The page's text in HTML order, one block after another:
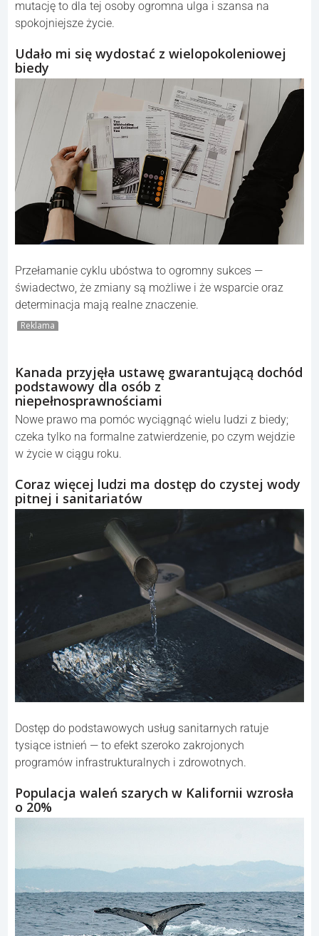
mutację to dla tej osoby ogromna ulga i szansa na
spokojniejsze życie.
Udało mi się wydostać z wielopokoleniowej
biedy
Przełamanie cyklu ubóstwa to ogromny sukces —
świadectwo, że zmiany są możliwe i że wsparcie oraz
determinacja mają realne znaczenie.
Reklama
Kanada przyjęła ustawę gwarantującą dochód
podstawowy dla osób z
niepełnosprawnościami
Nowe prawo ma pomóc wyciągnąć wielu ludzi z biedy;
czeka tylko na formalne zatwierdzenie, po czym wejdzie
w życie w ciągu roku.
Coraz więcej ludzi ma dostęp do czystej wody
pitnej i sanitariatów
Dostęp do podstawowych usług sanitarnych ratuje
tysiące istnień — to efekt szeroko zakrojonych
programów infrastrukturalnych i zdrowotnych.
Populacja waleń szarych w Kalifornii wzrosła
o 20%